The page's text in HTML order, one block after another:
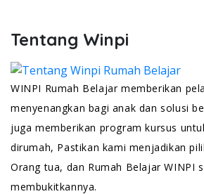
Tentang Winpi
WINPI Rumah Belajar memberikan
menyenangkan bagi anak dan solusi
juga memberikan program kursus
dirumah, Pastikan kami menjadikan
Orang tua, dan Rumah Belajar WINPI
membukitkannya.